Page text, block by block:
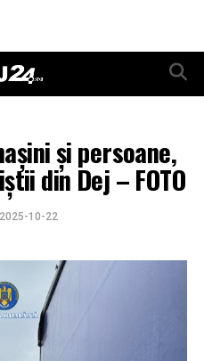
și persoane,
din Dej – FOTO
2025-10-22